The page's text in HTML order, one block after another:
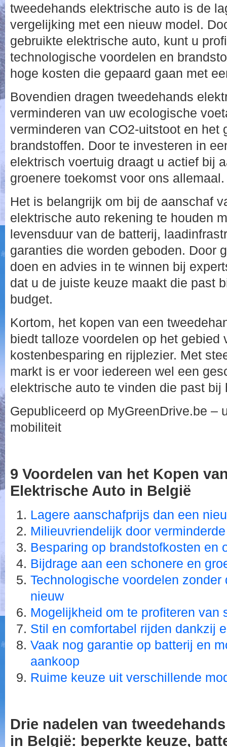
tweedehands elektrische auto is de
vergelijking met een nieuw model.
gebruikte elektrische auto, kunt u
technologische voordelen en
hoge kosten die gepaard gaan met
Bovendien dragen tweedehands
verminderen van uw ecologische
verminderen van CO2-uitstoot en het
brandstoffen. Door te investeren in
elektrisch voertuig draagt u actief bij
groenere toekomst voor ons allemaal.
Het is belangrijk om bij de aanschaf
elektrische auto rekening te houden
levensduur van de batterij,
garanties die worden geboden. Door
doen en advies in te winnen bij
dat u de juiste keuze maakt die past
budget.
Kortom, het kopen van een
biedt talloze voordelen op het gebied
kostenbesparing en rijplezier. Met
markt is er voor iedereen wel een
elektrische auto te vinden die past bij
Gepubliceerd op MyGreenDrive.be –
mobiliteit
9 Voordelen van het Kopen
Elektrische Auto in België
Lagere aanschafprijs dan een
Milieuvriendelijk door
Besparing op brandstofkosten en
Bijdrage aan een schonere en
Technologische voordelen
nieuw
Mogelijkheid om te profiteren van
Stil en comfortabel rijden dankzij
Vaak nog garantie op batterij en
aankoop
Ruime keuze uit verschillende
Drie nadelen van
in België: beperkte keuze,